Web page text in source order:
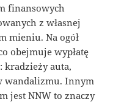
finansowych
z własnej
mieniu. Na ogół
obejmuje wypłatę
kradzieży auta,
wandalizmu. Innym
jest NNW to znaczy